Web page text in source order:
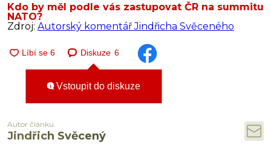
Kdo by měl podle vás zastupovat ČR na summitu
NATO?
Zdroj: Autorský komentář Jindřicha Svěceného
Diskuze 6
Vstoupit do diskuze
Autor článku
Jindřich Svěcený